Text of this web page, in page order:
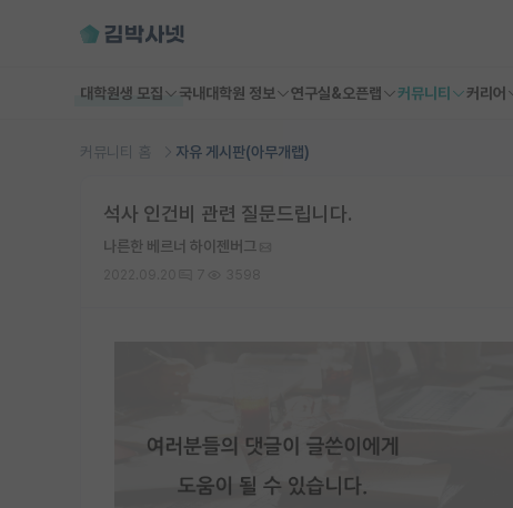
대학원생 모집 국내대학원 정보 연구실&오픈랩 커뮤니티 커리어
커뮤니티 홈 자유 게시판(아무개랩)
석사 인건비 관련 질문드립니다.
나른한 베르너 하이젠버그